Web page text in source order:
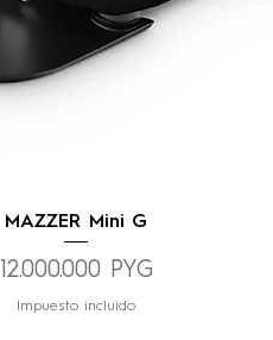
Vista rápida
MAZZER Mini G
Precio
12.000.000 PYG
Impuesto incluido